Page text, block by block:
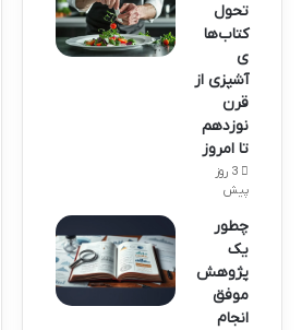
تحول
کتاب‌ها
ی
آشپزی از
قرن
نوزدهم
تا امروز
3 روز
پیش
چطور
یک
پژوهش
موفق
انجام